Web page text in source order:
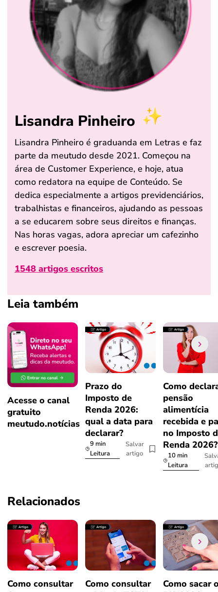
Lisandra Pinheiro
Lisandra Pinheiro é graduanda em Letras e faz
parte da meutudo desde 2021. Começou na
área de Customer Experience, e hoje, atua
como redatora na equipe de Conteúdo. Se
dedica especialmente a artigos previdenciários,
trabalhistas e financeiros, ajudando as pessoas
a se educarem sobre seus direitos e finanças.
Nas horas vagas, adora apreciar um cafezinho
e escrever poesia.
1548 artigos escritos
Leia também
Acesse o canal
gratuito
meutudo.notícias
Prazo do
Imposto de
Renda 2026:
qual a data para
declarar?
9 min
Leitura
Salvar
artigo
Como
pensão
alimentícia
recebida e
no Imposto
Renda
10 min
Leitura
Relacionados
Como consultar
Como consultar
Como sacar